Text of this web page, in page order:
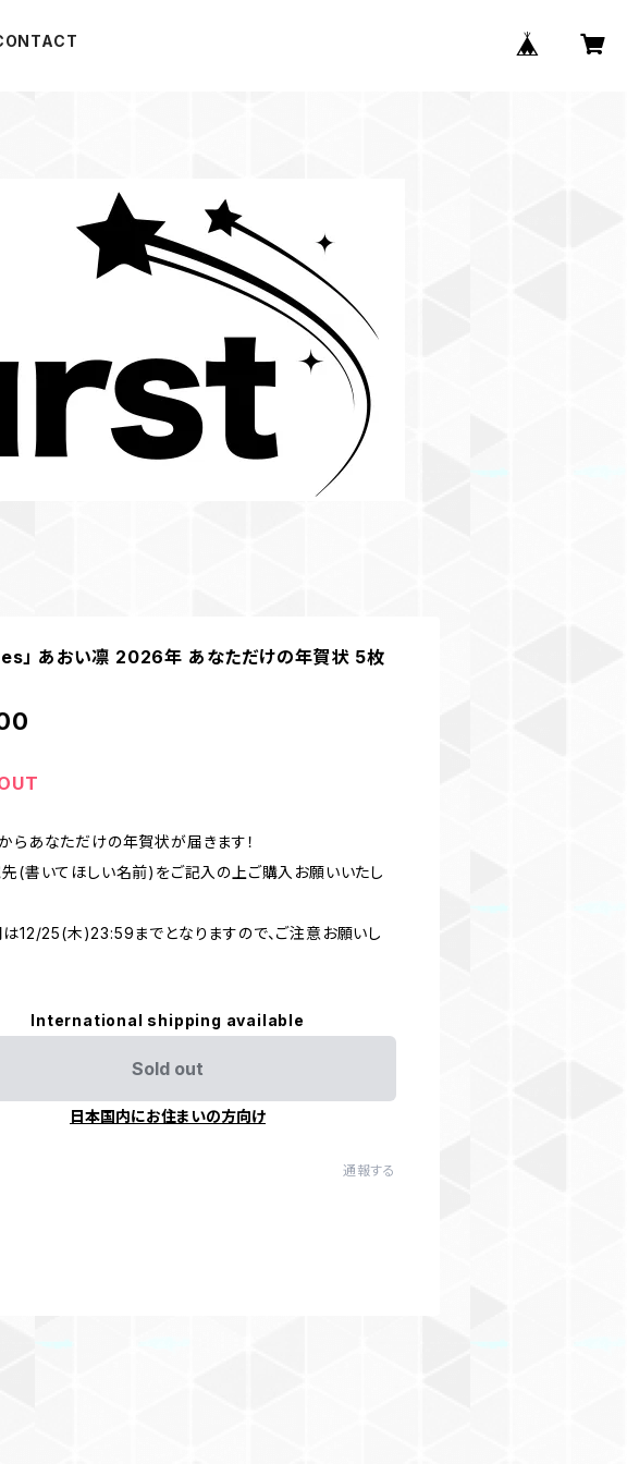
」 あおい凛 2026年 あなただけの年賀状 5枚
らあなただけの年賀状が届きます！
(書いてほしい名前)をご記入の上ご購入お願いいたし
12/25(木)23:59までとなりますので、ご注意お願いし
International shipping available
Sold out
日本国内にお住まいの方向け
通報する